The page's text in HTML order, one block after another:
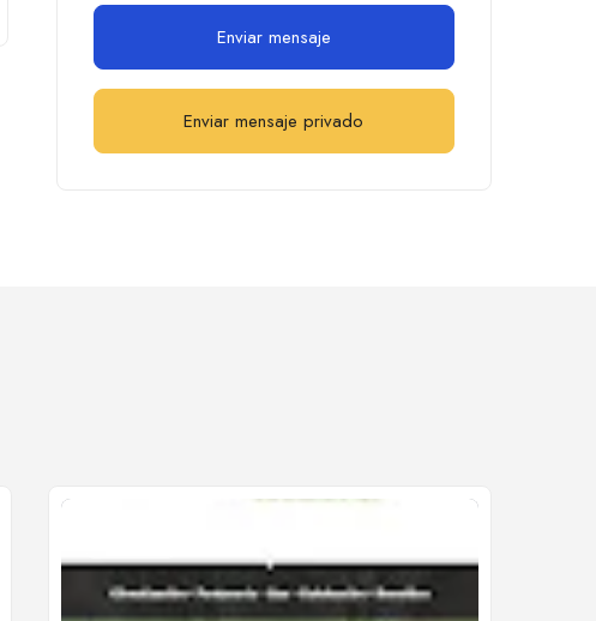
Enviar mensaje
Enviar mensaje privado